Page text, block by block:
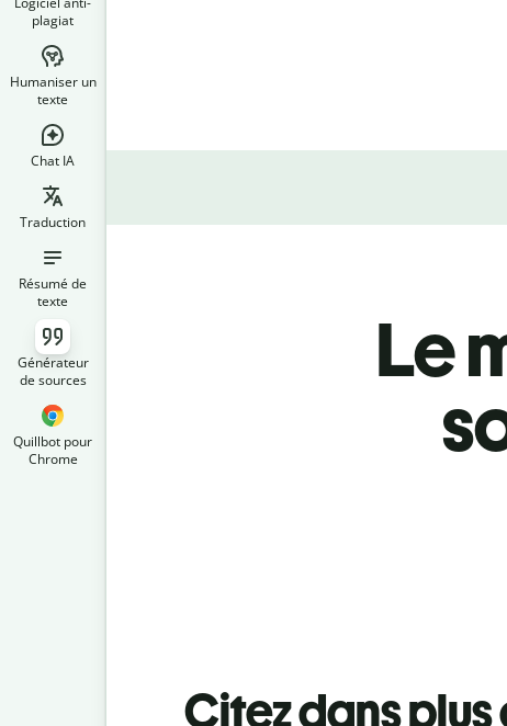
plagiat
Humaniser un
texte
Chat IA
Traduction
Résumé de
texte
Générateur
de sources
Quillbot pour
Chrome
Le
Citez dans plus